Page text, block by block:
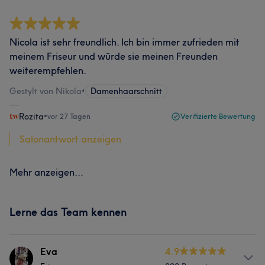
Nicola ist sehr freundlich. Ich bin immer zufrieden mit
meinem Friseur und würde sie meinen Freunden
weiterempfehlen.
Gestylt von Nikola• Damenhaarschnitt
Rozita•vor 27 Tagen Verifizierte Bewertung
Salonantwort anzeigen
Mehr anzeigen...
Lerne das Team kennen
Eva 4.9